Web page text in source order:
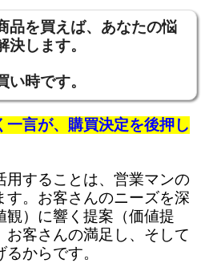
品を買えば、あなたの悩
決します。
い時です。
一言が、購買決定を後押し
用することは、営業マンの
す。お客さんのニーズを深
観）に響く提案（価値提
お客さんの満足し、そして
からです。